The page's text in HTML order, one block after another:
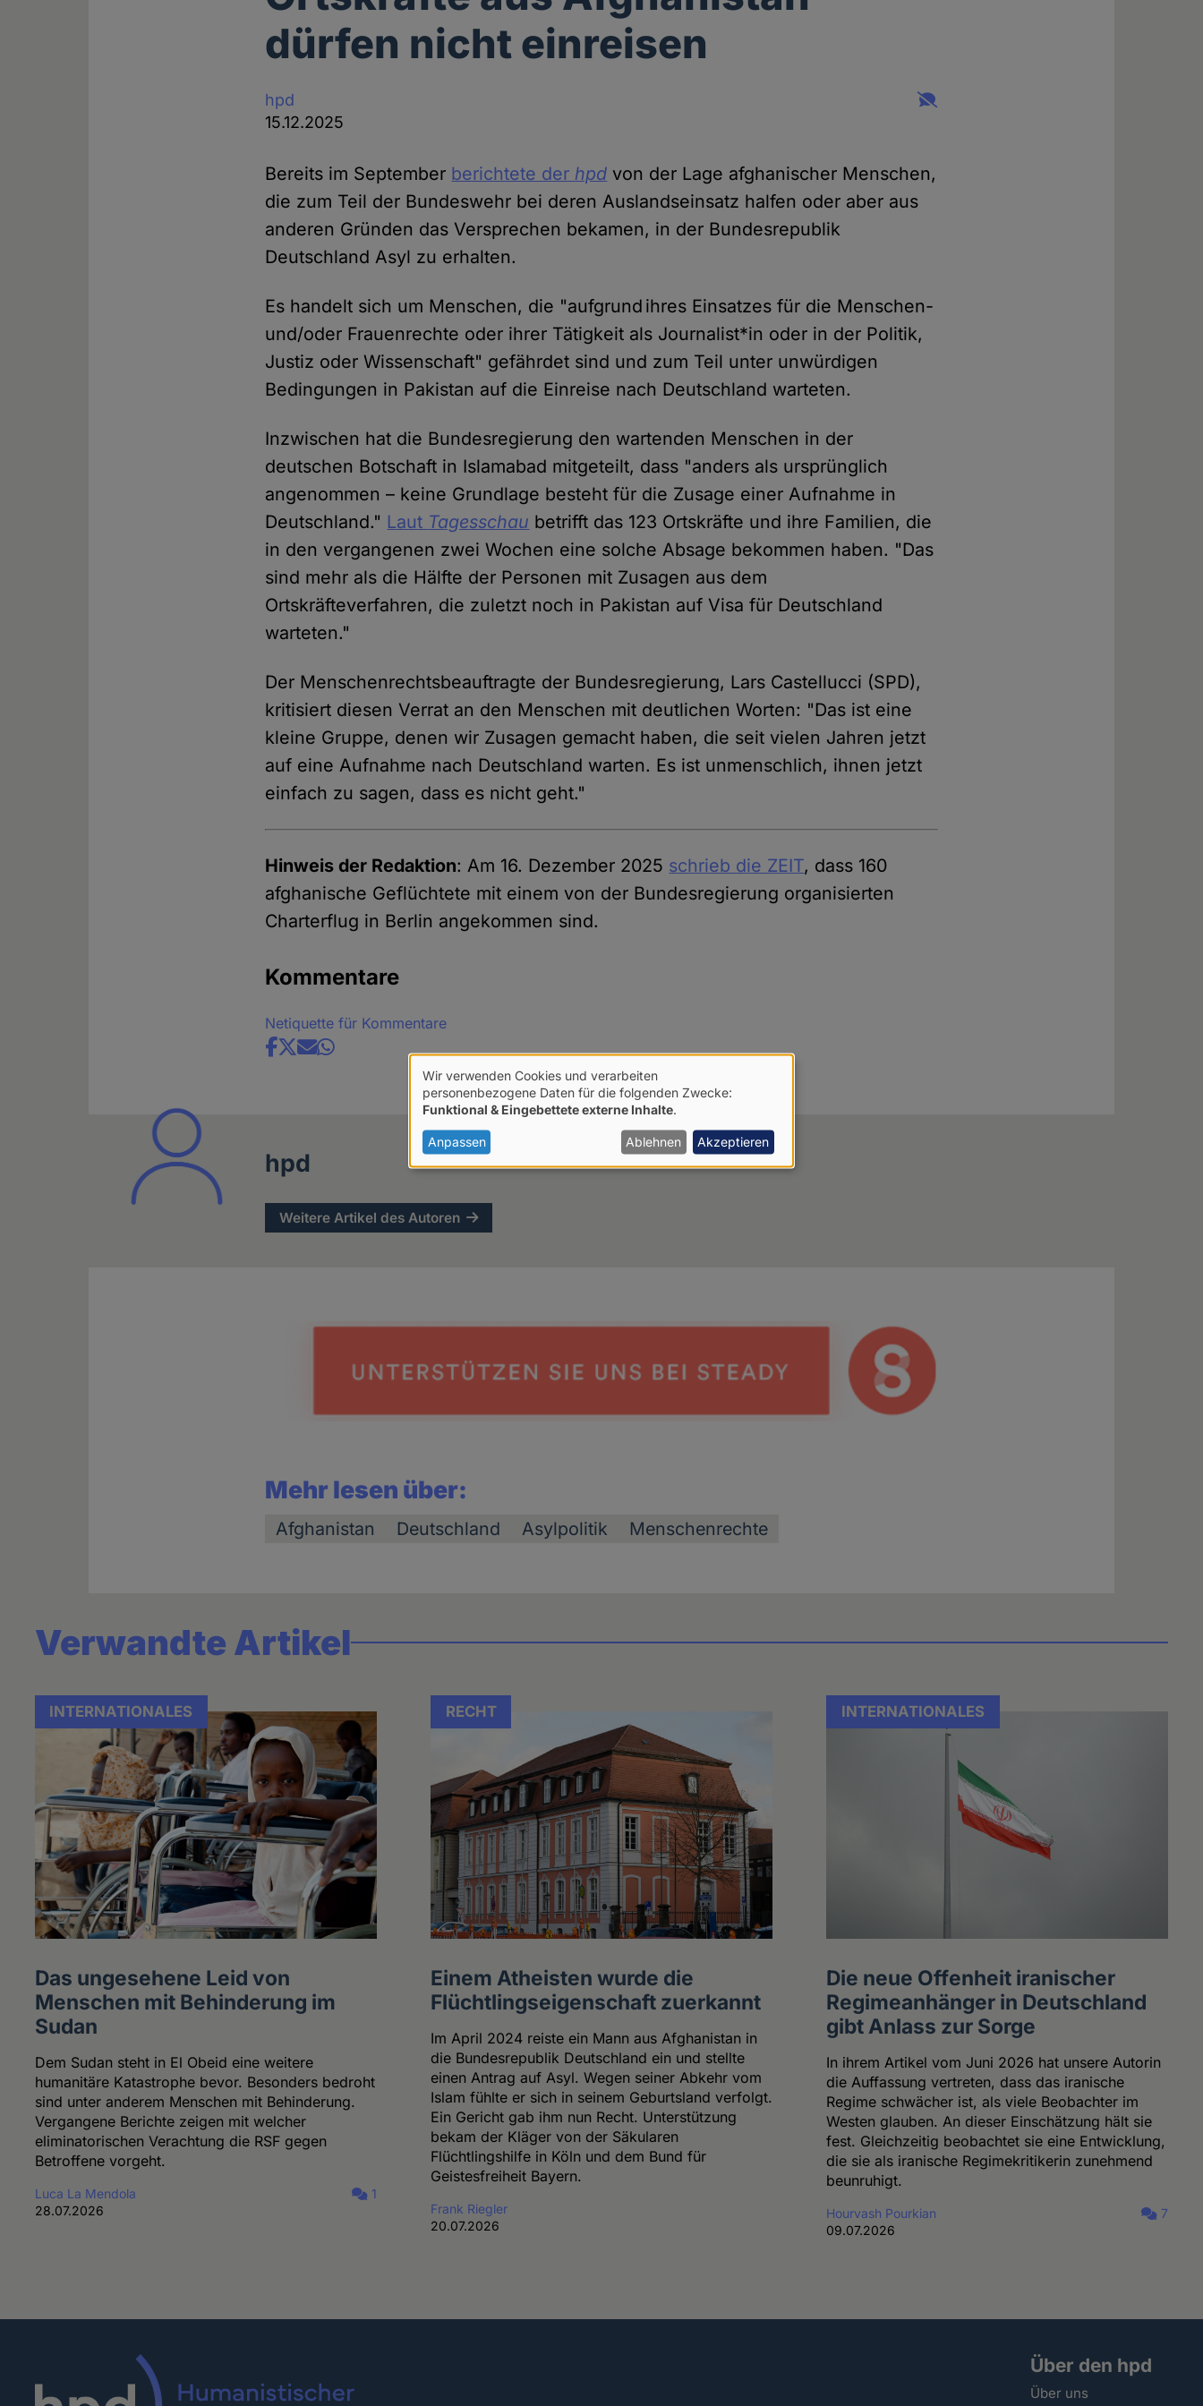
dürfen nicht einreisen
hpd
15.12.2025
Bereits im September berichtete der hpd von der Lage afghanischer Menschen,
die zum Teil der Bundeswehr bei deren Auslandseinsatz halfen oder aber aus
anderen Gründen das Versprechen bekamen, in der Bundesrepublik
Deutschland Asyl zu erhalten.
Es handelt sich um Menschen, die "aufgrund ihres Einsatzes für die Menschen-
und/oder Frauenrechte oder ihrer Tätigkeit als Journalist*in oder in der Politik,
Justiz oder Wissenschaft" gefährdet sind und zum Teil unter unwürdigen
Bedingungen in Pakistan auf die Einreise nach Deutschland warteten.
Inzwischen hat die Bundesregierung den wartenden Menschen in der
deutschen Botschaft in Islamabad mitgeteilt, dass "anders als ursprünglich
angenommen – keine Grundlage besteht für die Zusage einer Aufnahme in
Deutschland." Laut Tagesschau betrifft das 123 Ortskräfte und ihre Familien, die
in den vergangenen zwei Wochen eine solche Absage bekommen haben. "Das
sind mehr als die Hälfte der Personen mit Zusagen aus dem
Ortskräfteverfahren, die zuletzt noch in Pakistan auf Visa für Deutschland
warteten."
Der Menschenrechtsbeauftragte der Bundesregierung, Lars Castellucci (SPD),
kritisiert diesen Verrat an den Menschen mit deutlichen Worten: "Das ist eine
kleine Gruppe, denen wir Zusagen gemacht haben, die seit vielen Jahren jetzt
auf eine Aufnahme nach Deutschland warten. Es ist unmenschlich, ihnen jetzt
einfach zu sagen, dass es nicht geht."
Hinweis der Redaktion: Am 16. Dezember 2025 schrieb die ZEIT, dass 160
afghanische Geflüchtete mit einem von der Bundesregierung organisierten
Charterflug in Berlin angekommen sind.
Kommentare
Netiquette für Kommentare
Share
hpd
Weitere Artikel des Autoren
Mehr lesen über:
Afghanistan Deutschland Asylpolitik Menschenrechte
Verwandte Artikel
INTERNATIONALES
Das ungesehene Leid von
Menschen mit Behinderung im
Sudan
Dem Sudan steht in El Obeid eine weitere
humanitäre Katastrophe bevor. Besonders bedroht
sind unter anderem Menschen mit Behinderung.
Vergangene Berichte zeigen mit welcher
eliminatorischen Verachtung die RSF gegen
Betroffene vorgeht.
Luca La Mendola
28.07.2026
1
RECHT
Einem Atheisten wurde die
Flüchtlingseigenschaft zuerkannt
Im April 2024 reiste ein Mann aus Afghanistan in
die Bundesrepublik Deutschland ein und stellte
einen Antrag auf Asyl. Wegen seiner Abkehr vom
Islam fühlte er sich in seinem Geburtsland verfolgt.
Ein Gericht gab ihm nun Recht. Unterstützung
bekam der Kläger von der Säkularen
Flüchtlingshilfe in Köln und dem Bund für
Geistesfreiheit Bayern.
Frank Riegler
20.07.2026
INTERNATIONALES
Die neue Offenheit iranischer
Regimeanhänger in Deutschland
gibt Anlass zur Sorge
In ihrem Artikel vom Juni 2026 hat unsere Autorin
die Auffassung vertreten, dass das iranische
Regime schwächer ist, als viele Beobachter im
Westen glauben. An dieser Einschätzung hält sie
fest. Gleichzeitig beobachtet sie eine Entwicklung,
die sie als iranische Regimekritikerin zunehmend
beunruhigt.
Hourvash Pourkian
09.07.2026
7
Über den hpd
Über uns
Verwendung
von
personenbezogenen
Daten
Cookies
Wir verwenden Cookies und verarbeiten
personenbezogene Daten für die folgenden Zwecke:
Funktional & Eingebettete externe Inhalte
Anpassen Ablehnen Akzeptieren